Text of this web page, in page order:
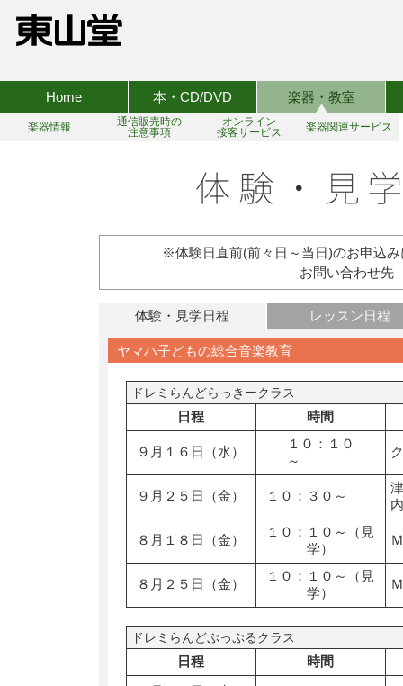
Home 本・CD/DVD 楽器・教室
楽器情報
通信販売時の
注意事項
オンライン
接客サービス
楽器関連サービス
※体験日直前(前々日～当日)のお申込
お問い合わせ先
体験・見学日程 レッスン日程
ヤマハ子どもの総合音楽教育
ドレミらんどらっきークラス
日程 時間
９月１６日（水）
１０：１０
～
９月２５日（金） １０：３０～
８月１８日（金）
１０：１０～（見
学）
８月２５日（金）
１０：１０～（見
学）
ドレミらんどぷっぷるクラス
日程
時間